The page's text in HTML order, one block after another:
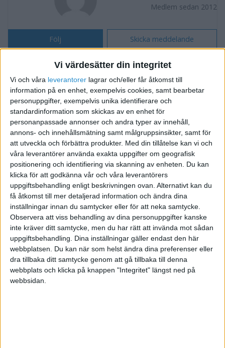
Vi värdesätter din integritet
Vi och våra leverantorer lagrar och/eller får åtkomst till
information på en enhet, exempelvis cookies, samt bearbetar
personuppgifter, exempelvis unika identifierare och
standardinformation som skickas av en enhet för
personanpassade annonser och andra typer av innehåll,
annons- och innehållsmätning samt målgruppsinsikter, samt för
att utveckla och förbättra produkter. Med din tillåtelse kan vi och
våra leverantörer använda exakta uppgifter om geografisk
positionering och identifiering via skanning av enheten. Du kan
klicka för att godkänna vår och våra leverantörers
uppgiftsbehandling enligt beskrivningen ovan. Alternativt kan du
få åtkomst till mer detaljerad information och ändra dina
inställningar innan du samtycker eller för att neka samtycke.
Observera att viss behandling av dina personuppgifter kanske
inte kräver ditt samtycke, men du har rätt att invända mot sådan
uppgiftsbehandling. Dina inställningar gäller endast den här
webbplatsen. Du kan när som helst ändra dina preferenser eller
dra tillbaka ditt samtycke genom att gå tillbaka till denna
webbplats och klicka på knappen "Integritet" längst ned på
webbsidan.
Medlem sedan 2012
Följ Skicka meddelande
FORUMAKTIVITET
Hur räknas ränta på kvarskatt?
Svar
i Bokföring forum, Skatter och
Företagsformer
för 14 år sedan
Hur räknas ränta på kvarskatt?
Svar
i Bokföring forum, Skatter och
Företagsformer
för 14 år sedan
Hur räknas ränta på kvarskatt?
Tråd
i Bokföring forum, Skatter och
Företagsformer
3
för 14 år sedan